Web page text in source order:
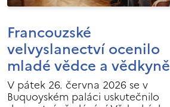
Francouzské
velvyslanectví ocenilo
mladé vědce a vědkyně
V pátek 26. června 2026 se v
Buquoyském paláci uskutečnilo